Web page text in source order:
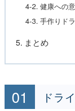
4-2. 健康への
4-3. 手作りド
5. まとめ
ドラ